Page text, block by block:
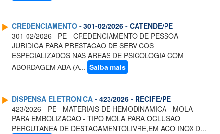
CREDENCIAMENTO - 301-02/2026 - CATENDE/PE
301-02/2026 - PE - CREDENCIAMENTO DE PESSOA
JURIDICA PARA PRESTACAO DE SERVICOS
ESPECIALIZADOS NAS AREAS DE PSICOLOGIA COM
ABORDAGEM ABA (A... Saiba mais
DISPENSA ELETRONICA - 423/2026 - RECIFE/PE
423/2026 - PE - MATERIAIS DE HEMODINAMICA - MOLA
PARA EMBOLIZACAO - TIPO MOLA PARA OCLUSAO
PERCUTANEA DE DESTACAMENTOLIVRE,EM ACO INOX D...